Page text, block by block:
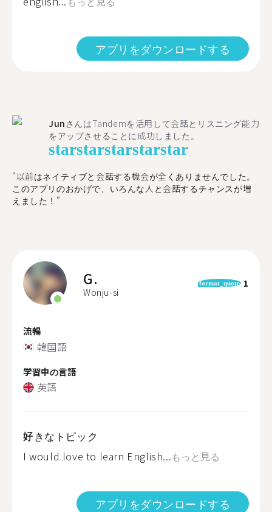
アプリをダウンロードする
Jun さんはTandemを活用して会話とリスニング能力
をアップさせることに成功しました。
starstarstarstarstar
"以前はネイティブと会話する機会が全くありませんでした。
このアプリのおかげで、いろんな人と会話するチャンスが増
えました！"
G.
Wonju-si
format_quote 1
流暢
韓国語
学習中の言語
英語
好きなトピック
I would love to learn English...もっと見る
アプリをダウンロードする